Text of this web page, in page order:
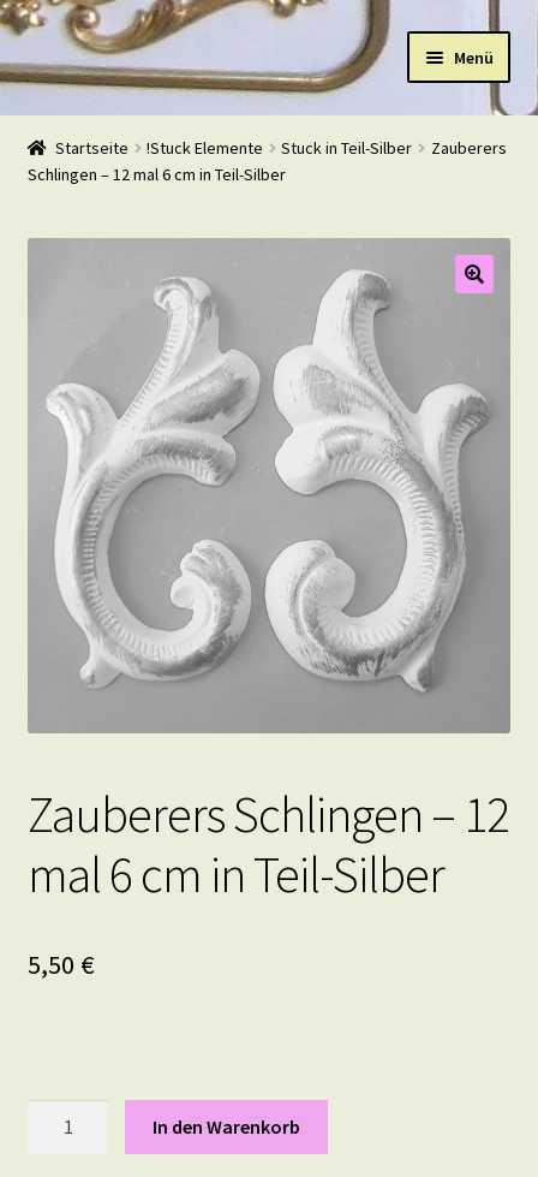
Navigation
Zum
Inhalt
Menü
Start
Shop
Warenkorb
Beispiele
Kontakt
Startseite !Stuck Elemente Stuck in Teil-Silber
Zauberers
Schlingen – 12 mal 6 cm in Teil-Silber
Zauberers Schlingen – 12
mal 6 cm in Teil-Silber
5,50 €
In den Warenkorb